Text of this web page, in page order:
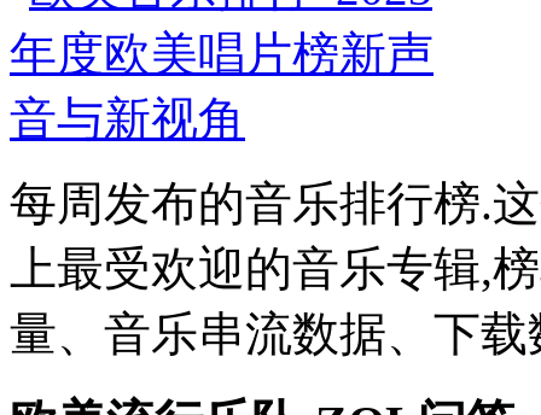
每周发布的音乐排行榜.
上最受欢迎的音乐专辑,
量、音乐串流数据、下